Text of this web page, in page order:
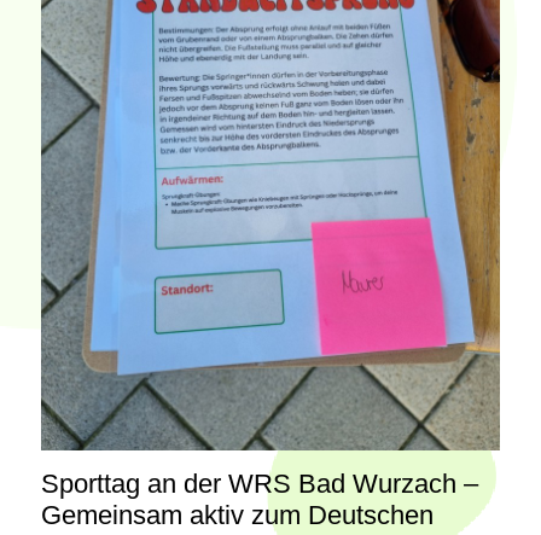
Sporttag an der WRS Bad Wurzach –
Gemeinsam aktiv zum Deutschen